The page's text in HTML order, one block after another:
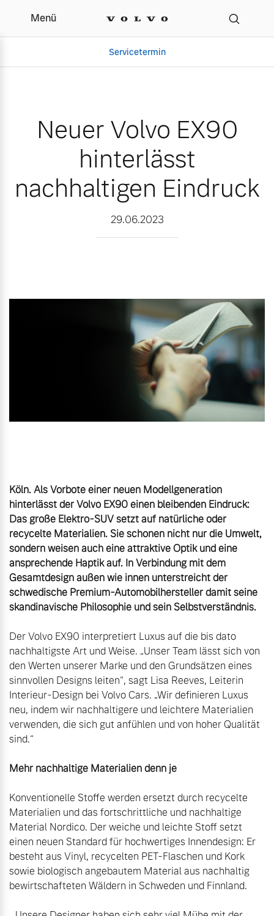
Neuer Volvo EX90
Menü
Servicetermin
Gebrauchtwagen
Aktuelle Zubehörangebote
Aktuelle Serviceangebote
Unsere News & Events
Neuer Volvo EX90
hinterlässt
nachhaltigen Eindruck
29.06.2023
Köln. Als Vorbote einer neuen Modellgeneration
hinterlässt der Volvo EX90 einen bleibenden Eindruck:
Das große Elektro-SUV setzt auf natürliche oder
recycelte Materialien. Sie schonen nicht nur die Umwelt,
sondern weisen auch eine attraktive Optik und eine
ansprechende Haptik auf. In Verbindung mit dem
Gesamtdesign außen wie innen unterstreicht der
schwedische Premium-Automobilhersteller damit seine
skandinavische Philosophie und sein Selbstverständnis.
Der Volvo EX90 interpretiert Luxus auf die bis dato
nachhaltigste Art und Weise. „Unser Team lässt sich von
den Werten unserer Marke und den Grundsätzen eines
sinnvollen Designs leiten“, sagt Lisa Reeves, Leiterin
Interieur-Design bei Volvo Cars. „Wir definieren Luxus
neu, indem wir nachhaltigere und leichtere Materialien
verwenden, die sich gut anfühlen und von hoher Qualität
Mehr nachhaltige Materialien denn je
Konventionelle Stoffe werden ersetzt durch recycelte
Materialien und das fortschrittliche und nachhaltige
Material Nordico. Der weiche und leichte Stoff setzt
einen neuen Standard für hochwertiges Innendesign: Er
besteht aus Vinyl, recycelten PET-Flaschen und Kork
sowie biologisch angebautem Material aus nachhaltig
bewirtschafteten Wäldern in Schweden und Finnland.